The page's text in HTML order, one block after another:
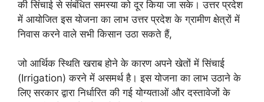
की सिंचाई से संबंधित समस्या को दूर किया जा सके। उत्तर प्रदेश
में आयोजित इस योजना का लाभ उत्तर प्रदेश के ग्रामीण क्षेत्रों में
निवास करने वाले सभी किसान उठा सकते हैं,
जो आर्थिक स्थिति खराब होने के कारण अपने खेतों में सिंचाई
(Irrigation) करने में असमर्थ है। इस योजना का लाभ उठाने के
लिए सरकार द्वारा निर्धारित की गई योग्यताओं और दस्तावेजों के